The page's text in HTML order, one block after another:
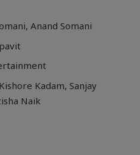
Anand Somani
Kadam, Sanjay
Naik